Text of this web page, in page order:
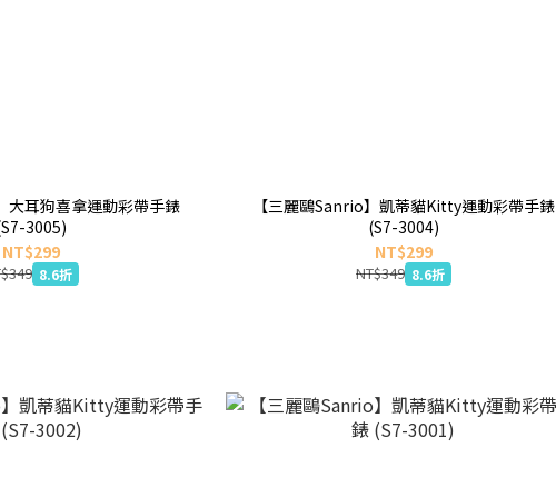
大耳狗喜拿運動彩帶手錶
3005)
NT$299
8.6折
【三麗鷗Sanrio】凱蒂貓Kitty運動彩帶手錶
(S7-3004)
NT$299
NT$349 8.6折